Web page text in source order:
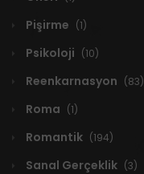
Pişirme (1)
Psikoloji (10)
Reenkarnasyon (83)
Roma (1)
Romantik (194)
Sanal Gerçeklik (3)